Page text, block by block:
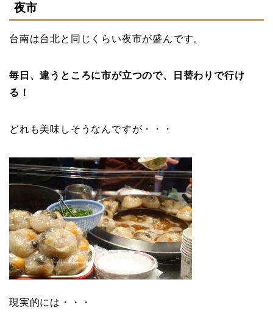
夜市
台南は台北と同じくらい夜市が盛んです。
毎日、違うところに市が立つので、日替わりで行け
る！
どれも美味しそうなんですが・・・
現実的には・・・